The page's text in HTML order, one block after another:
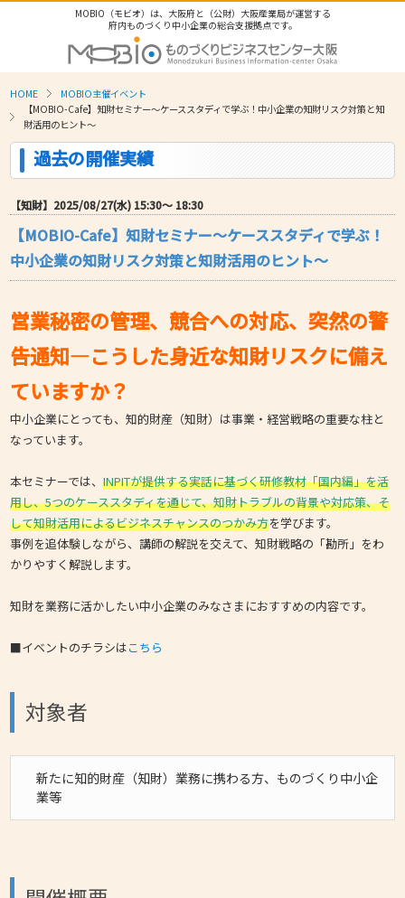
MOBIO（モビオ）は、大阪府と（公財）大阪産業局が運営する
府内ものづくり中小企業の総合支援拠点です。
HOME
MOBIO主催イベント
【MOBIO-Cafe】知財セミナー～ケーススタディで学ぶ！中小企業の知財リスク対策と知
財活用のヒント～
過去の開催実績
【知財】2025/08/27(水) 15:30〜 18:30
【MOBIO-Cafe】知財セミナー～ケーススタディで学ぶ！
中小企業の知財リスク対策と知財活用のヒント～
営業秘密の管理、競合への対応、突然の警
告通知―こうした身近な知財リスクに備え
ていますか？
中小企業にとっても、知的財産（知財）は事業・経営戦略の重要な柱と
なっています。
本セミナーでは、INPITが提供する実話に基づく研修教材「国内編」を活
用し、5つのケーススタディを通じて、知財トラブルの背景や対応策、そ
して知財活用によるビジネスチャンスのつかみ方を学びます。
事例を追体験しながら、講師の解説を交えて、知財戦略の「勘所」をわ
かりやすく解説します。
知財を業務に活かしたい中小企業のみなさまにおすすめの内容です。
■イベントのチラシはこちら
対象者
新たに知的財産（知財）業務に携わる方、ものづくり中小企
業等